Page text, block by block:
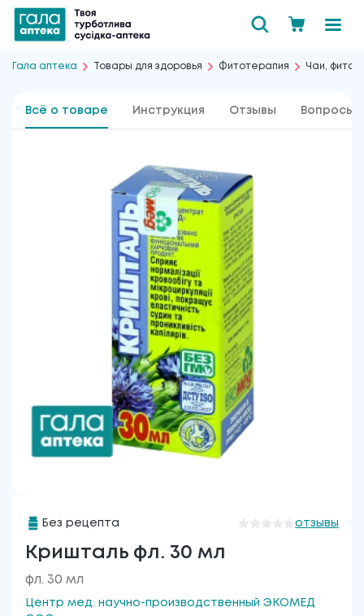
Гала аптека Товары для здоровья Фитотерапия Чаи,
Всё о товаре Инструкция Отзывы Вопросы
Без рецепта отзывы
Кришталь фл. 30 мл
фл. 30 мл
Центр мед. научно-производственный ЭКОМЕД